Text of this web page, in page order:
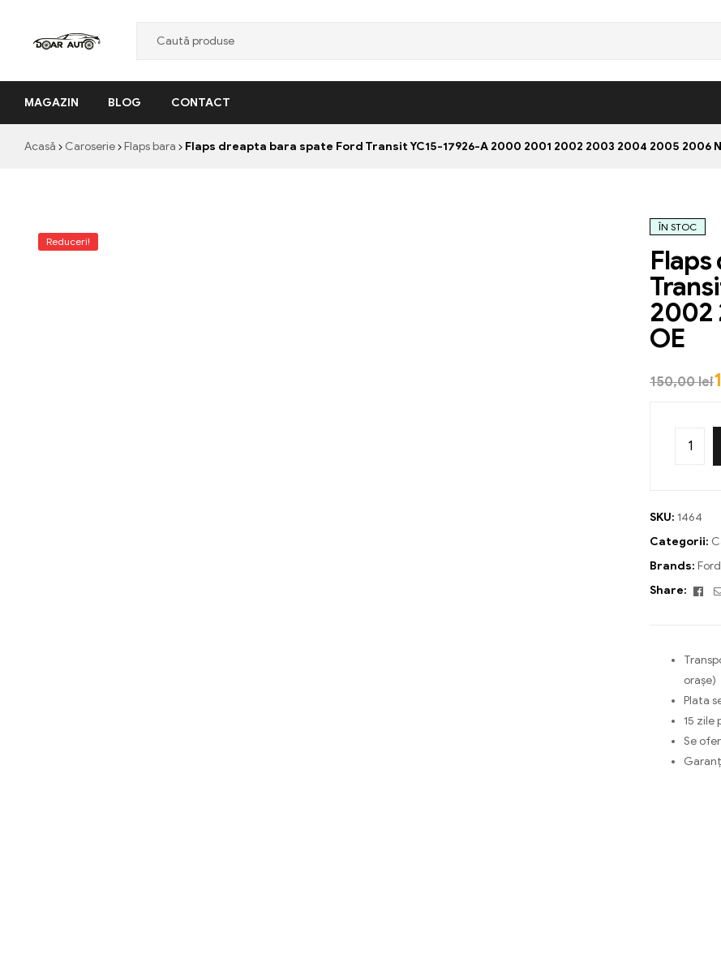
Auto
"Nascut
profesionalism"
MAGAZIN BLOG CONTACT
Acasă Caroserie Flaps bara Flaps dreapta bara spate Ford Transit YC15-17926-A 2000 2001 2002 2003 2004 2005 2006
Reduceri!
ÎN STOC
Flaps
2002
OE
150,00lei
SKU: 1464
Categorii:
Brands: Ford
Share:
orașe)
Plata
15 zile
Se